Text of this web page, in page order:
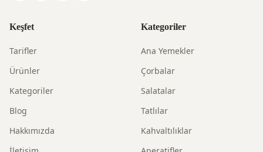
Keşfet
Tarifler
Ürünler
Kategoriler
Blog
Hakkımızda
Kategoriler
Ana Yemekler
Çorbalar
Salatalar
Tatlılar
Kahvaltılıklar